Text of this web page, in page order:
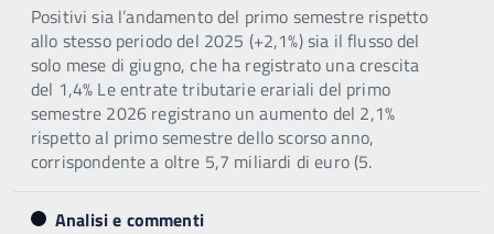
Positivi sia l’andamento del primo semestre rispetto
allo stesso periodo del 2025 (+2,1%) sia il flusso del
solo mese di giugno, che ha registrato una crescita
del 1,4% Le entrate tributarie erariali del primo
semestre 2026 registrano un aumento del 2,1%
rispetto al primo semestre dello scorso anno,
corrispondente a oltre 5,7 miliardi di euro (5.
Analisi e commenti